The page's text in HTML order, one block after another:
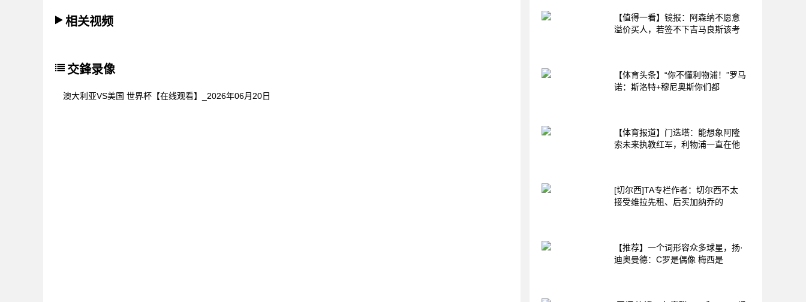
相关视频
交鋒录像
澳大利亚VS美国 世界杯【在线观看】_2026年06月20日
【值得一看】镜报：阿森纳不愿意
溢价买人，若签不下吉马良斯该考
【体育头条】“你不懂利物浦！”罗马
诺：斯洛特+穆尼奥斯你们都
【体育报道】门迭塔：能想象阿隆
索未来执教红军，利物浦一直在他
[切尔西]TA专栏作者：切尔西不太
接受维拉先租、后买加纳乔的
【推荐】一个词形容众多球星，扬·
迪奥曼德：C罗是偶像 梅西是